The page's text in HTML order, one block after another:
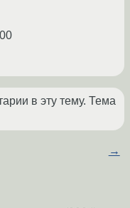
в эту тему. Тема
→